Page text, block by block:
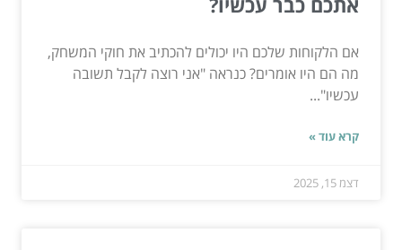
אם הלקוחות שלכם היו יכולים להכתיב את חוקי המשחק,
מה הם היו אומרים? כנראה "אני רוצה לקבל תשובה
עכשיו"...
קרא עוד »
דצמ 15, 2025